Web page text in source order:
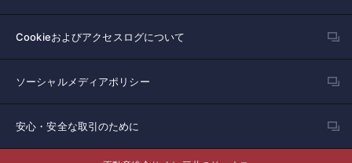
Cookieおよびアクセスログについて
ソーシャルメディアポリシー
安心・安全な取引のために